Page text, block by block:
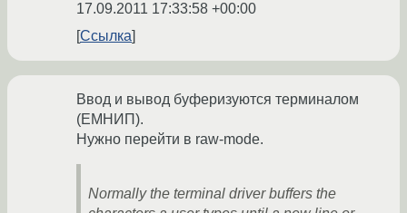
17.09.2011 17:33:58 +00:00
Ссылка
Ввод и вывод буферизуются терминалом
(ЕМНИП).
Нужно перейти в raw-mode.
Normally the terminal driver buffers the